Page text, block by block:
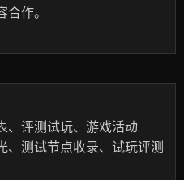
合作。
、评测试玩、游戏活动
、测试节点收录、试玩评测